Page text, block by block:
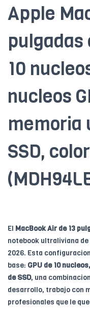
Apple
pulgadas
10
nucleos
memoria
SSD,
El MacBook Air de 13
notebook ultraliviana
2026. Esta
base: GPU de 10
de SSD, una
desarrollo, trabajo con
profesionales que le